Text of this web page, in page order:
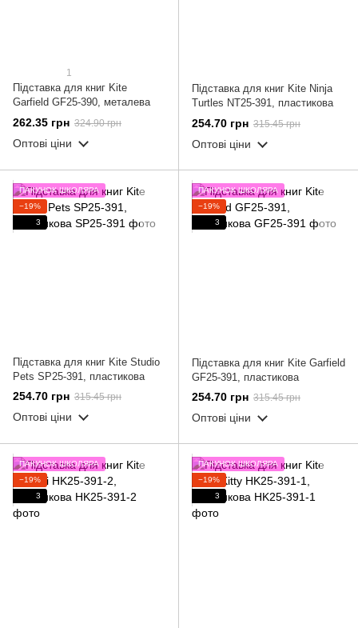
1
Підставка для книг Kite
Garfield GF25-390, металева
262.35 грн 324.90 грн
Оптові ціни
Підставка для книг Kite Ninja
Turtles NT25-391, пластикова
254.70 грн 315.45 грн
Оптові ціни
ПАКУНОК ШКОЛЯРА
−19%
3
Підставка для книг Kite Studio
Pets SP25-391, пластикова
254.70 грн 315.45 грн
Оптові ціни
ПАКУНОК ШКОЛЯРА
−19%
3
Підставка для книг Kite Garfield
GF25-391, пластикова
254.70 грн 315.45 грн
Оптові ціни
ПАКУНОК ШКОЛЯРА
−19%
3
ПАКУНОК ШКОЛЯРА
−19%
3